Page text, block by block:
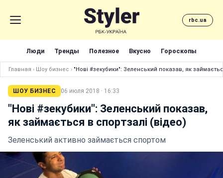
rbc.ua
Люди Тренды Полезное Вкусно Гороскопы
Главная › Шоу бизнес › "Нові #зекубики": Зеленський показав, як
ШОУ БИЗНЕС 06 июля 2018 · 16:33
"Нові #зекубики": Зеленський показав,
як займається в спортзалі (відео)
Зеленський активно займається спортом